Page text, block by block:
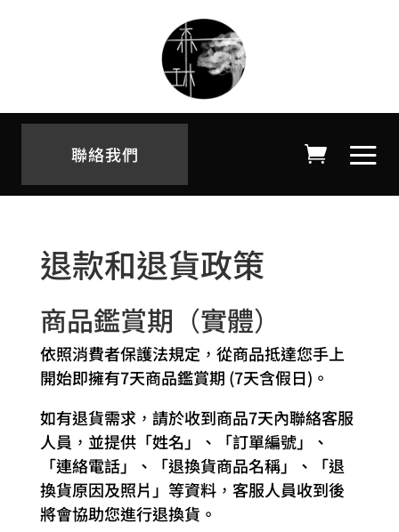
聯絡我們
退款和退貨政策
商品鑑賞期（實體）
依照消費者保護法規定，從商品抵達您手上
開始即擁有7天商品鑑賞期 (7天含假日)。
如有退貨需求，請於收到商品7天內聯絡客服
人員，並提供「姓名」、「訂單編號」、
「連絡電話」、「退換貨商品名稱」、「退
換貨原因及照片」等資料，客服人員收到後
將會協助您進行退換貨。